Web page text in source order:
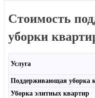
Стоимость
уборки
Услуга
Поддерживающая уборка
Уборка элитных квартир